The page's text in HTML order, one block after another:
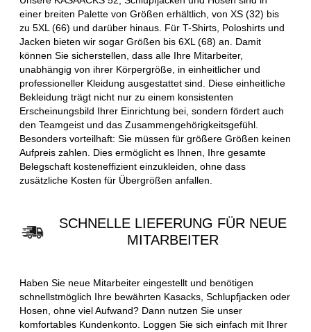
einer breiten Palette von Größen erhältlich, von XS (32) bis
zu 5XL (66) und darüber hinaus. Für T-Shirts, Poloshirts und
Jacken bieten wir sogar Größen bis 6XL (68) an. Damit
können Sie sicherstellen, dass alle Ihre Mitarbeiter,
unabhängig von ihrer Körpergröße, in einheitlicher und
professioneller Kleidung ausgestattet sind. Diese einheitliche
Bekleidung trägt nicht nur zu einem konsistenten
Erscheinungsbild Ihrer Einrichtung bei, sondern fördert auch
den Teamgeist und das Zusammengehörigkeitsgefühl.
Besonders vorteilhaft: Sie müssen für größere Größen keinen
Aufpreis zahlen. Dies ermöglicht es Ihnen, Ihre gesamte
Belegschaft kosteneffizient einzukleiden, ohne dass
zusätzliche Kosten für Übergrößen anfallen.
SCHNELLE LIEFERUNG FÜR NEUE
MITARBEITER
Haben Sie neue Mitarbeiter eingestellt und benötigen
schnellstmöglich Ihre bewährten Kasacks, Schlupfjacken oder
Hosen, ohne viel Aufwand? Dann nutzen Sie unser
komfortables Kundenkonto. Loggen Sie sich einfach mit Ihrer